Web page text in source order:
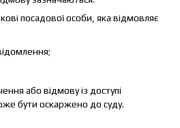
посадової особи, яка відмовляє
або відмову із доступі
бути оскаржено до суду.